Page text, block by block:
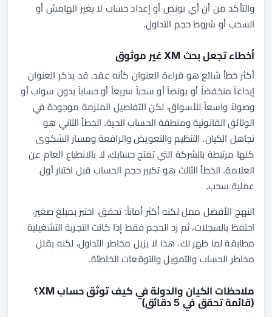
والتأكد من أن أي بونص أو إعداد حساب لا يغير الهامش أو
السحب أو شروط حجم التداول.
أخطاء تجعل بحث XM غير موثوق
أكثر خطأ شائع هو قراءة العنوان كأنه عقد. قد يذكر العنوان
إيداعاً منخفضاً أو بونصاً أو سحباً سريعاً أو حساباً بدون سواب أو
وصولاً واسعاً للأسواق، لكن التفاصيل الملزمة موجودة في
الوثائق القانونية ومنطقة الحساب الحية. الخطأ الثاني هو
تجاهل الكيان. التنظيم والتعويض والرافعة ومسار الشكوى
كلها مرتبطة بالشركة التي تفتح حسابك، لا بالانطباع العام عن
العلامة. الخطأ الثالث هو تكبير حجم الحساب قبل اختبار أول
عملية سحب.
النهج الأفضل ممل لكنه أكثر أماناً: تحقق، اختبر بمبلغ صغير،
احتفظ بالسجلات، ثم زد الحجم فقط إذا كانت التجربة التشغيلية
مطابقة لما ظهر لك. هذا لا يزيل مخاطر التداول، لكنه يقلل
مخاطر الحساب والتمويل والتوقعات الخاطئة.
ملاحظات الكيان والدولة في كيف توثق حساب XM؟
(قائمة تحقق في 5 دقائق)